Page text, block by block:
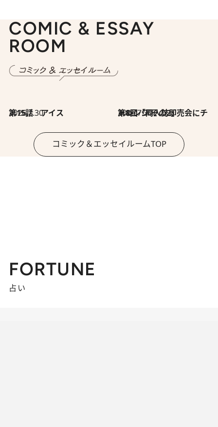
COMIC & ESSAY
ROOM
2026.7.30
第15話 アイス 2026.7.30
第8回「同人誌即売会にチャレンジ その2」
コミック＆エッセイルームTOP
FORTUNE
占い